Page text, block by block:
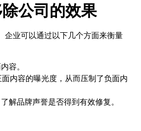
公司的效果
企业可以通过以下几个方面来衡量
容。
内容的曝光度，从而压制了负面内
解品牌声誉是否得到有效修复。